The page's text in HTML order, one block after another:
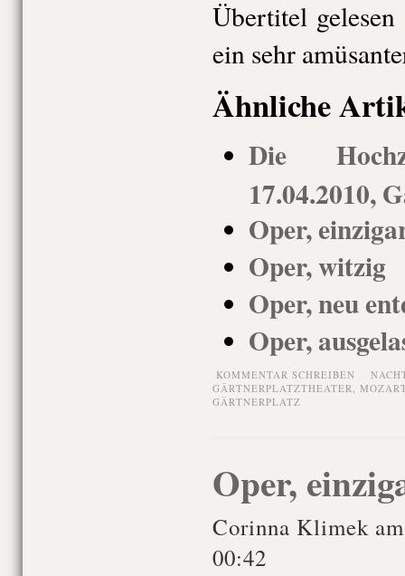
Übertitel
ein sehr
Ähnliche
Die
17.04.2010,
Oper,
Oper, witzig
Oper, neu
Oper,
KOMMENTAR SCHREIBEN
GÄRTNERPLATZTHEATER,
GÄRTNERPLATZ
Oper,
Corinna Klimek
00:42